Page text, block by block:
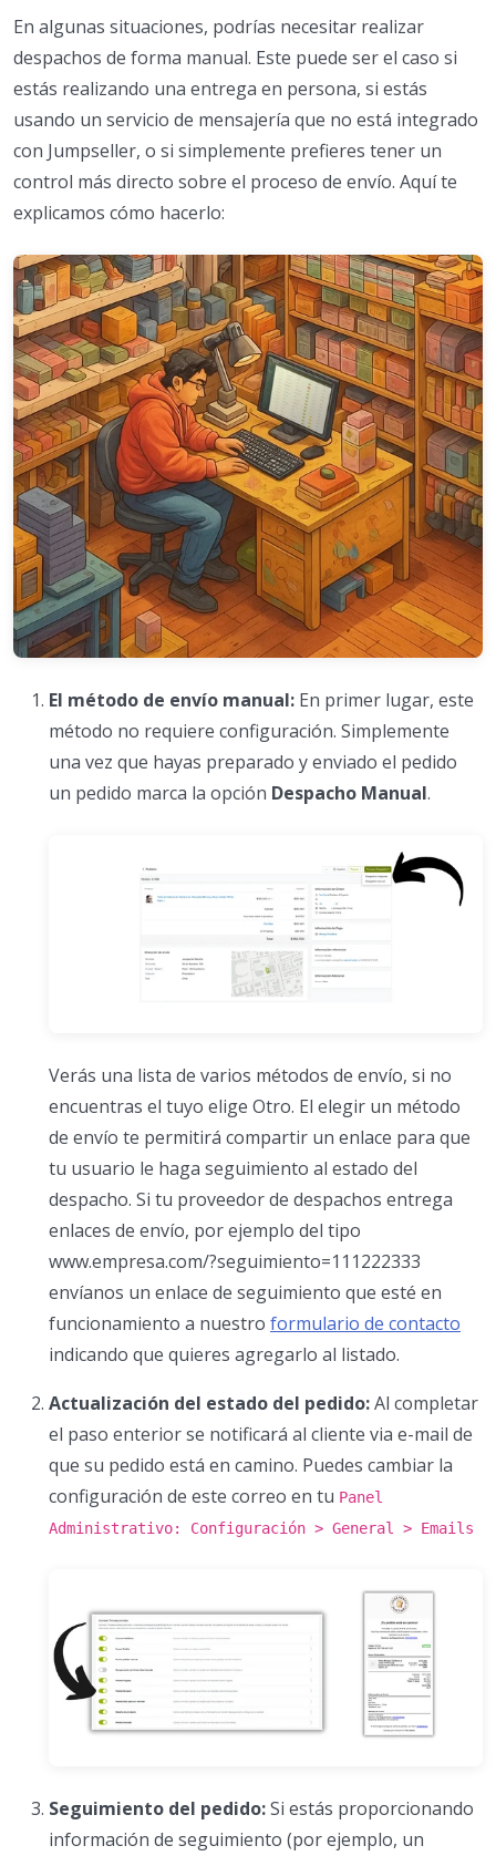
En algunas situaciones, podrías necesitar realizar
despachos de forma manual. Este puede ser el caso si
estás realizando una entrega en persona, si estás
usando un servicio de mensajería que no está integrado
con Jumpseller, o si simplemente prefieres tener un
control más directo sobre el proceso de envío. Aquí te
explicamos cómo hacerlo:
El método de envío manual: En primer lugar, este
método no requiere configuración. Simplemente
una vez que hayas preparado y enviado el pedido
un pedido marca la opción Despacho Manual.
Verás una lista de varios métodos de envío, si no
encuentras el tuyo elige Otro. El elegir un método
de envío te permitirá compartir un enlace para que
tu usuario le haga seguimiento al estado del
despacho. Si tu proveedor de despachos entrega
enlaces de envío, por ejemplo del tipo
www.empresa.com/?seguimiento=111222333
envíanos un enlace de seguimiento que esté en
funcionamiento a nuestro formulario de contacto
indicando que quieres agregarlo al listado.
Actualización del estado del pedido:Al completar
el paso enterior se notificará al cliente via e-mail de
que su pedido está en camino. Puedes cambiar la
configuración de este correo en tu Panel
Administrativo: Configuración > General > Emails
Seguimiento del pedido:Si estás proporcionando
información de seguimiento (por ejemplo, un